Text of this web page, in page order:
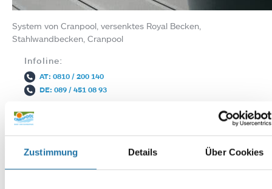
Zustimmung Details Über Cookies
System von Cranpool, versenktes Royal Becken,
Stahlwandbecken, Cranpool
Infoline:
AT: 0810 / 200 140
DE: 089 / 451 08 93